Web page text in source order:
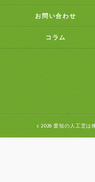
お問い合わせ
コラム
c 2026 愛知の人工芝は